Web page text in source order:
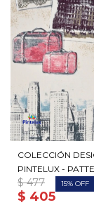
COLECCIÓN
PINTELUX -
$ 405
$ 477 15